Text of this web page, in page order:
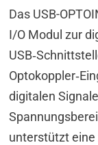
Das USB-
I/O Modul zur
digitalen
unterstützt eine